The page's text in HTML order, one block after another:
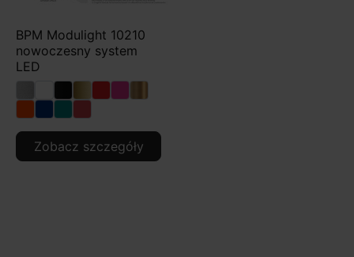
BPM Modulight 10210
nowoczesny system
LED
Zobacz szczegóły